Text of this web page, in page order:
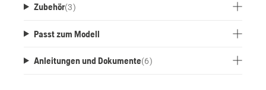
Zubehör(3)
Passt zum Modell
Anleitungen und Dokumente(6)